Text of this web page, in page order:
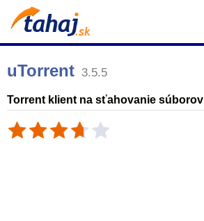
uTorrent 3.5.5
Torrent klient na sťahovanie súborov